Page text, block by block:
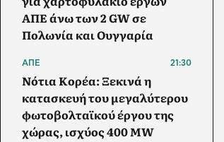
ΑΠΕ άνω των 2 GW σε
Πολωνία και Ουγγαρία
ΑΠΕ 21:30
Νότια Κορέα: Ξεκινά η
κατασκευή του μεγαλύτερου
φωτοβολταϊκού έργου της
χώρας, ισχύος 400 MW